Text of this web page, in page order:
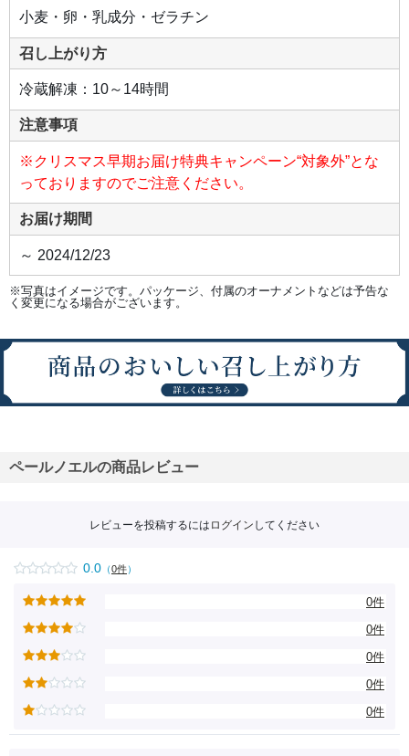
い。小麦・卵・乳成分・ゼラチン
召し上がり方
冷蔵解凍：10～14時間
注意事項
※クリスマス早期お届け特典キャンペーン“対象外”とな
っておりますのでご注意ください。
お届け期間
～ 2024/12/23
※写真はイメージです。パッケージ、付属のオーナメントなどは予告な
く変更になる場合がございます。
ペールノエルの商品レビュー
レビューを投稿するには ログイン してください
0.0 （0件）
0件
0件
0件
0件
0件